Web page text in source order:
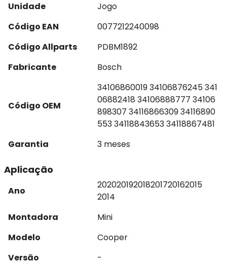
Unidade
Jogo
Código EAN
0077212240098
Código Allparts
PDBM1892
Fabricante
Bosch
Código OEM
34106860019 34106876245 341
06882418 34106888777 34106
898307 34116866309 34116890
553 34118843653 34118867481
Garantia
3 meses
Aplicação
Ano
202020192018201720162015
2014
Montadora
Mini
Modelo
Cooper
Versão
-